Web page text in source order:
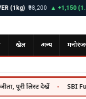
₹98,200 ▲ +1,150
खेल अन्य
लिस्ट देखें ● SBI